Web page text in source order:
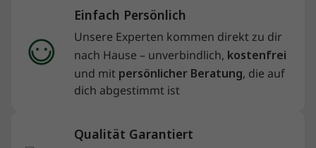
Einfach Persönlich
Unsere Experten kommen direkt zu dir
nach Hause – unverbindlich, kostenfrei
und mit persönlicher Beratung, die auf
dich abgestimmt ist
Qualität Garantiert